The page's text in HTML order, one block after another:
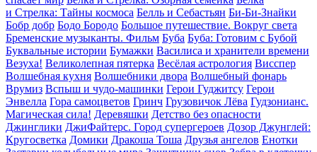
и Стрелка: Тайны космоса Белль и Себастьян Би-Би-Знайки
Бобр добр Бодо Бородо Большое путешествие. Вокруг света
Бременские музыканты. Фильм Буба Буба: Готовим с Бубой
Буквальные истории Бумажки Василиса и хранители времени
Везуха! Великолепная пятерка Весёлая астрология Висспер
Волшебная кухня Волшебники двора Волшебный фонарь
Врумиз Вспыш и чудо-машинки Герои Гуджитсу Герои
Энвелла Гора cамоцветов Гринч Грузовичок Лёва Гудзонианс.
Магическая сила! Деревяшки Детство без опасности
Джинглики ДжиФайтерс. Город супергероев Дозор Джунглей:
Кругосветка Домики Дракоша Тоша Друзья ангелов Енотки